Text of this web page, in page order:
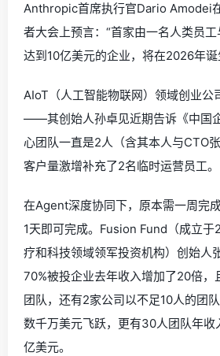
Anthropic首席执行官Dario Amodei
者大会上预言：“首家由一名人类员
达到10亿美元的企业，将在2026年诞
AIoT（人工智能物联网）领域创业公
——其创始人孙卓见近期告诉《中国
心团队一直是2人（含其本人与CTO
客户量激增补充了2名临时运营员工。
在Agent深度协同下，原本需一周完
1天即可完成。Fusion Fund（成立于
疗和科技领域领军投资机构）创始人
70%被投企业去年收入增加了20倍，
团队，还有2家公司以不足10人的团
数千万美元飞跃，更有30人团队年收
亿美元。